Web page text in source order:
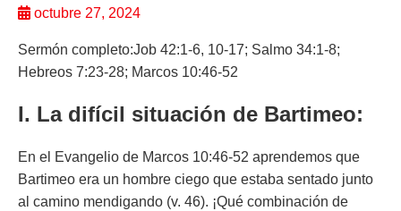
octubre 27, 2024
Sermón completo:Job 42:1-6, 10-17; Salmo 34:1-8;
Hebreos 7:23-28; Marcos 10:46-52
I. La difícil situación de Bartimeo:
En el Evangelio de Marcos 10:46-52 aprendemos que
Bartimeo era un hombre ciego que estaba sentado junto
al camino mendigando (v. 46). ¡Qué combinación de